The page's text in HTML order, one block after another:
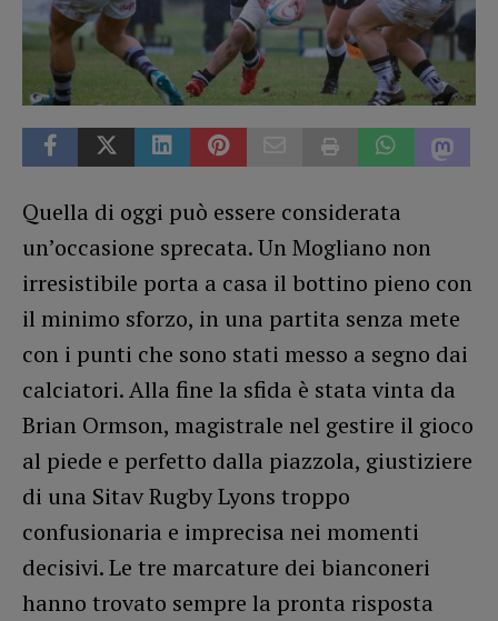
Quella di oggi può essere considerata
un’occasione sprecata. Un Mogliano non
irresistibile porta a casa il bottino pieno con
il minimo sforzo, in una partita senza mete
con i punti che sono stati messo a segno dai
calciatori. Alla fine la sfida è stata vinta da
Brian Ormson, magistrale nel gestire il gioco
al piede e perfetto dalla piazzola, giustiziere
di una Sitav Rugby Lyons troppo
confusionaria e imprecisa nei momenti
decisivi. Le tre marcature dei bianconeri
hanno trovato sempre la pronta risposta